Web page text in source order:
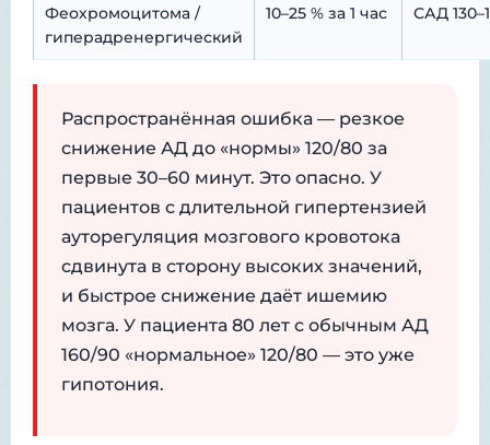
Феохромоцитома /
гиперадренергический
10–25 % за 1 час САД
Распространённая ошибка — резкое
снижение АД до «нормы» 120/80 за
первые 30–60 минут. Это опасно. У
пациентов с длительной гипертензией
ауторегуляция мозгового кровотока
сдвинута в сторону высоких значений,
и быстрое снижение даёт ишемию
мозга. У пациента 80 лет с обычным АД
160/90 «нормальное» 120/80 — это уже
гипотония.